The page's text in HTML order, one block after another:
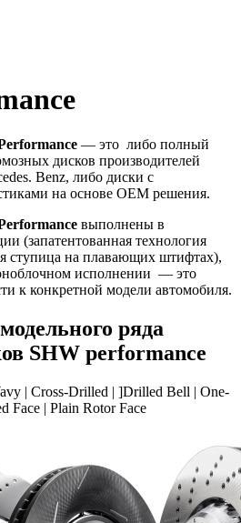
— это либо полный
дисков производителей
Benz, либо диски с
на основе ОЕМ решения.
выполнены в
(запатентованная технология
ступица на плавающих штифтах),
исполнении — это
к конкретной модели автомобиля.
ряда
SHW performance
| Cross-Drilled | ]Drilled Bell | One-
Face | Plain Rotor Face